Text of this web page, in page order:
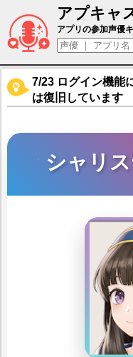
アプキャ
シャリステ
アプリの参加声優
7/23 ログイン機能
は復旧しています
シャリ